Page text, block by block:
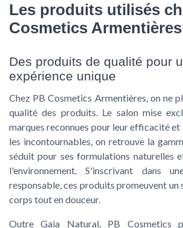
Les produits utilisés
Cosmetics Armentières
Des produits de qualité pour
expérience unique
Chez PB Cosmetics Armentières, on ne
qualité des produits. Le salon mise
marques reconnues pour leur efficacité
les incontournables, on retrouve la
séduit pour ses formulations naturelles
l'environnement. S'inscrivant dans
responsable, ces produits promeuvent un
corps tout en douceur.
Outre Gaia Natural, PB Cosmetics